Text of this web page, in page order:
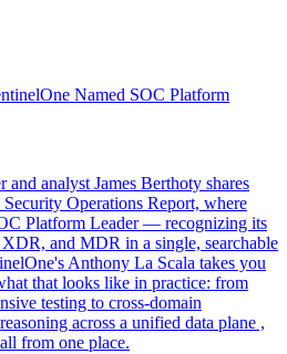
Named SOC Platform
analyst James Berthoty shares
Operations Report, where
Platform Leader — recognizing its
and MDR in a single, searchable
Anthony La Scala takes you
that looks like in practice: from
testing to cross-domain
across a unified data plane ,
from one place.